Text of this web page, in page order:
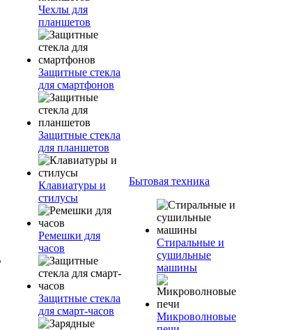
Чехлы для
планшетов
Защитные стекла
для смартфонов
Защитные стекла
для планшетов
Клавиатуры и
стилусы
Ремешки для
часов
Защитные стекла
для смарт-часов
Бытовая техника
Стиральные и
сушильные
машины
Микроволновые